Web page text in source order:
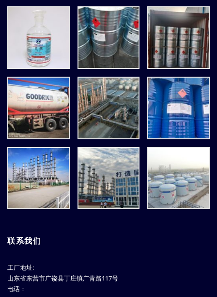
联系我们
工厂地址:
山东省东营市广饶县丁庄镇广青路117号
电话：